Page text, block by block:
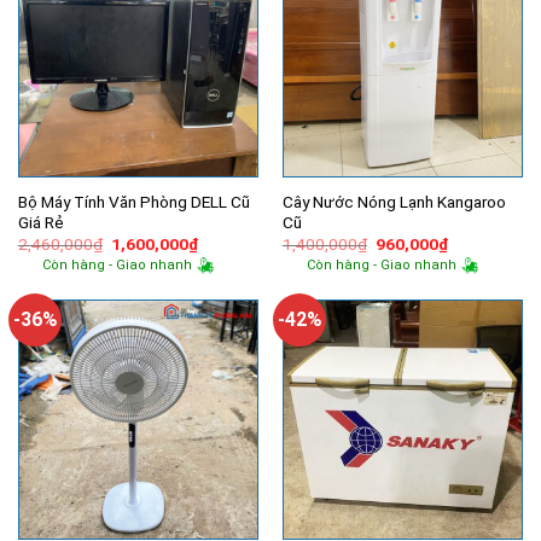
Bộ Máy Tính Văn Phòng DELL Cũ
Giá Rẻ
2,460,000₫ Giá
gốc
là:
1,600,000₫Giá
hiện
tại
1,600,000₫.
Còn hàng - Giao nhanh
Cây Nước Nóng Lạnh Kangaroo
Cũ
1,400,000₫ Giá
gốc
là:
960,000₫Giá
hiện
tại
960,000₫.
Còn hàng - Giao nhanh
-36% -42%